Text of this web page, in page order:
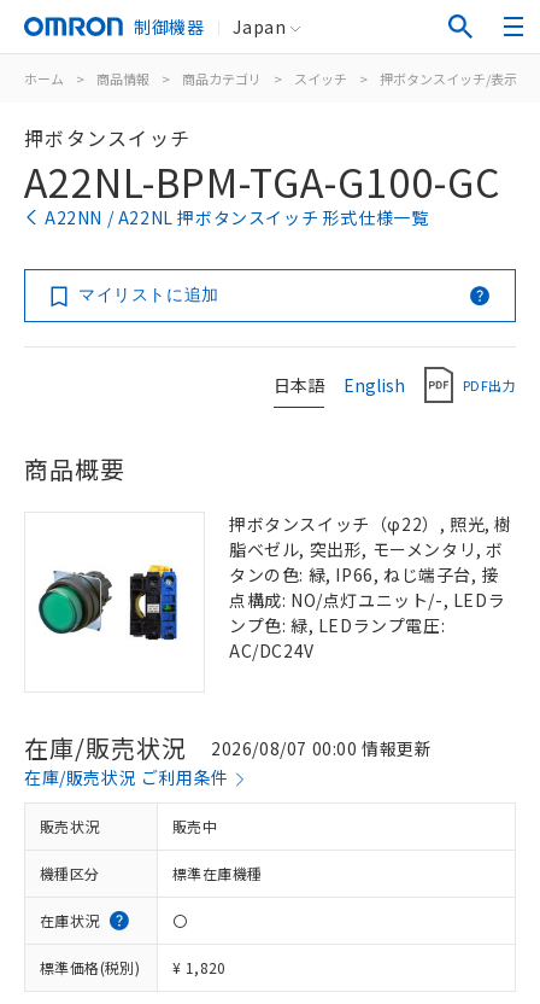
制御機器 Japan
ホーム > 商品情報 > 商品カテゴリ > スイッチ > 押ボタンスイッチ/表示灯
押ボタンスイッチ
A22NL-BPM-TGA-G100-GC
A22NN / A22NL 押ボタンスイッチ 形式仕様一覧
マイリストに追加
日本語 English PDF出力
商品概要
押ボタンスイッチ（φ22）, 照光, 樹
脂ベゼル, 突出形, モーメンタリ, ボ
タンの色: 緑, IP66, ねじ端子台, 接
点構成: NO/点灯ユニット/-, LEDラ
ンプ色: 緑, LEDランプ電圧:
AC/DC24V
在庫/販売状況
2026/08/07 00:00 情報更新
在庫/販売状況 ご利用条件
販売状況 販売中
機種区分 標準在庫機種
在庫状況 〇
標準価格(税別) ¥ 1,820